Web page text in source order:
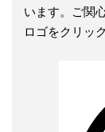
います。ご関
ロゴをクリッ